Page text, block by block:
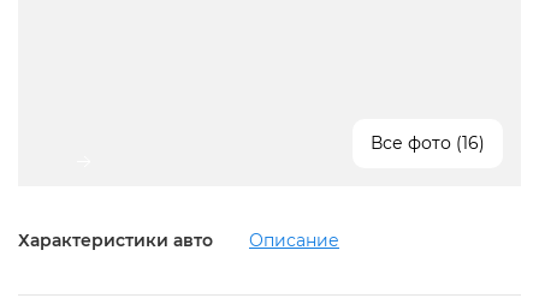
Все фото (16)
Характеристики авто Описание